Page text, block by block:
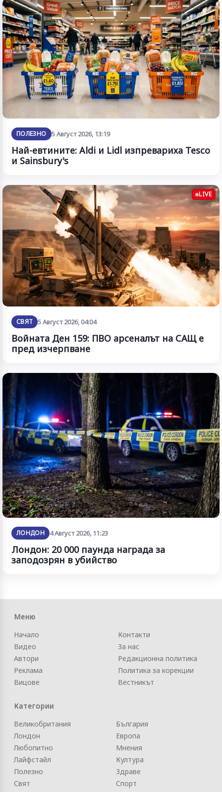
ПОЛЕЗНО 5 Август 2026, 13:19
Най-евтините: Aldi и Lidl изпревариха Tesco
и Sainsbury's
LIVE
СВЯТ 5 Август 2026, 04:04
Войната Ден 159: ПВО арсеналът на САЩ е
пред изчерпване
ЛОНДОН 4 Август 2026, 11:23
Лондон: 20 000 паунда награда за
заподозрян в убийство
Меню
Начало
Видео
Автори
Реклама
Вицове
Контакти
За нас
Редакционна политика
Политика за корекции
Вестникът
Категории
Великобритания
Лондон
Любопитно
Лайфстайл
Полезно
Свят
България
Европа
Мнения
Култура
Здраве
Спорт